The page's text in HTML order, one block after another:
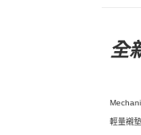
全
輕量襯